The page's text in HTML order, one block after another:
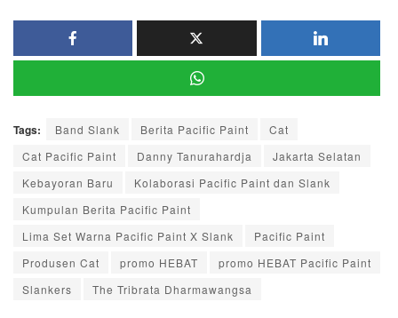
Tags: Band Slank Berita Pacific Paint
Cat
Cat Pacific Paint
Danny Tanurahardja
Jakarta Selatan
Kebayoran Baru
Kolaborasi Pacific Paint dan Slank
Kumpulan Berita Pacific Paint
Lima Set Warna Pacific Paint X Slank
Pacific Paint
Produsen Cat
promo HEBAT
promo HEBAT Pacific Paint
Slankers
The Tribrata Dharmawangsa